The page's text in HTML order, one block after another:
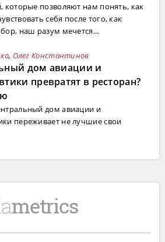
которые позволяют нам понять, как
себя после того, как
наш разум мечется...
, Олег Константинов
дом авиации и
превратят в ресторан?
дом авиации и
переживает не лучшие свои